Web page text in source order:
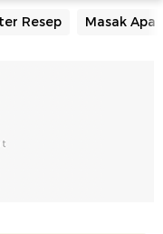
Resep Masak Apa